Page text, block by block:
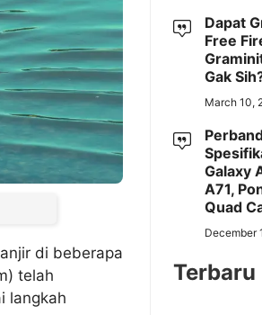
di beberapa
telah
langkah
Dapat
Free
Gak
March 10,
Galaxy
A71,
Quad
December
Terbaru